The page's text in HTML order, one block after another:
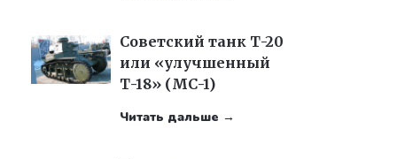
Советский танк Т-20
или «улучшенный
Т-18» (МС-1)
Читать дальше →